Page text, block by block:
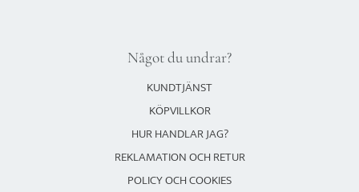
Något du undrar?
KUNDTJÄNST
KÖPVILLKOR
HUR HANDLAR JAG?
REKLAMATION OCH RETUR
POLICY OCH COOKIES